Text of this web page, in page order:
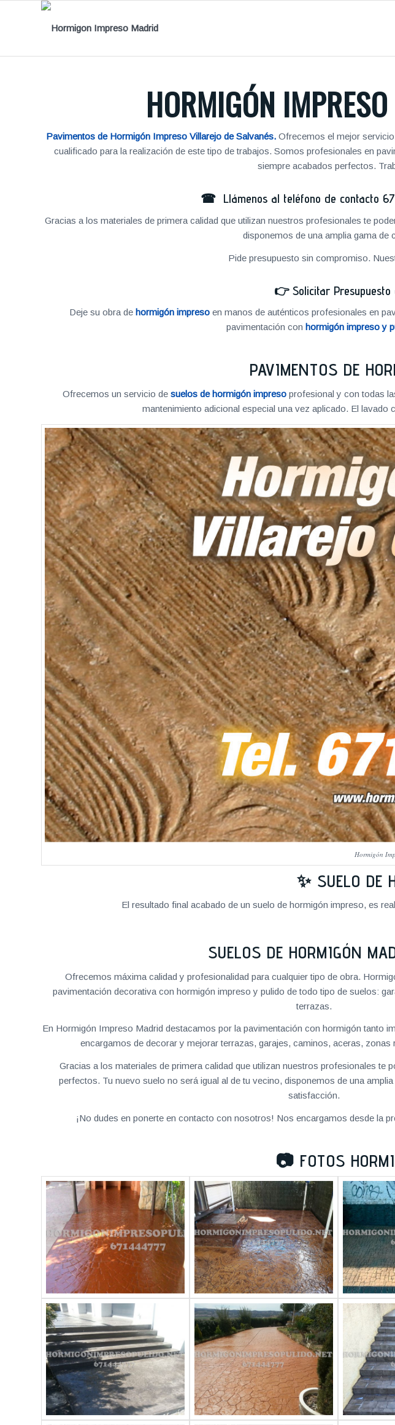
HORMIGÓN
Pavimentos de Hormigón Impreso Villarejo de Salvanés. Ofrecemos el mejor
cualificado para la realización de este tipo de trabajos. Somos profesionales en
siempre acabados perfectos.
☎ Llámenos al teléfono de contacto
Gracias a los materiales de primera calidad que utilizan nuestros profesionales te
disponemos de una amplia gama
Pide presupuesto sin compromiso.
👉 Solicitar
Deje su obra de hormigón impresoen manos de auténticos profesionales en
pavimentación con hormigón impreso y
PAVIMENTOS DE
Ofrecemos un servicio de suelos de hormigón impresoprofesional y con todas
mantenimiento adicional especial una vez aplicado. El
Hormigón
✨ SUELO DE
El resultado final acabado de un suelo de hormigón impreso, es
SUELOS DE HORMIGÓN
Ofrecemos máxima calidad y profesionalidad para cualquier tipo de obra.
pavimentación decorativa con hormigón impreso y pulido de todo tipo de suelos:
terrazas.
En Hormigón Impreso Madrid destacamos por la pavimentación con hormigón tanto
encargamos de decorar y mejorar terrazas, garajes, caminos, aceras, zonas
Gracias a los materiales de primera calidad que utilizan nuestros profesionales te
perfectos. Tu nuevo suelo no será igual al de tu vecino, disponemos de una
satisfacción.
¡No dudes en ponerte en contacto con nosotros! Nos encargamos desde la
📷 FOTOS